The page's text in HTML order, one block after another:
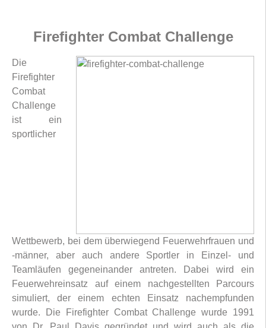
Firefighter Combat Challenge
Die
Firefighter
Combat
Challenge
ist ein
sportlicher
Wettbewerb, bei dem überwiegend Feuerwehrfrauen und
-männer, aber auch andere Sportler in Einzel- und
Teamläufen gegeneinander antreten. Dabei wird ein
Feuerwehreinsatz auf einem nachgestellten Parcours
simuliert, der einem echten Einsatz nachempfunden
wurde. Die Firefighter Combat Challenge wurde 1991